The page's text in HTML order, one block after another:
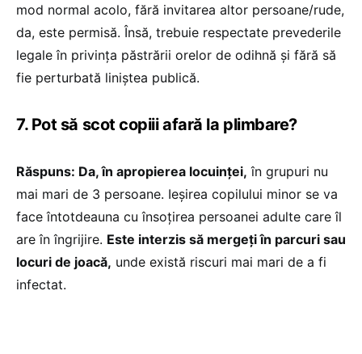
mod normal acolo, fără invitarea altor persoane/rude,
da, este permisă. Însă, trebuie respectate prevederile
legale în privința păstrării orelor de odihnă și fără să
fie perturbată liniștea publică.
7. Pot să scot copiii afară la plimbare?
Răspuns: Da, în apropierea locuinței, în grupuri nu
mai mari de 3 persoane. Ieșirea copilului minor se va
face întotdeauna cu însoțirea persoanei adulte care îl
are în îngrijire. Este interzis să mergeți în parcuri sau
locuri de joacă, unde există riscuri mai mari de a fi
infectat.